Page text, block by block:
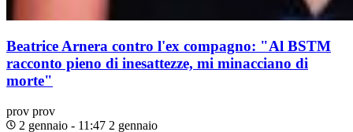
Beatrice Arnera contro l'ex compagno: "Al BSTM
racconto pieno di inesattezze, mi minacciano di
morte"
prov prov
2 gennaio - 11:47 2 gennaio